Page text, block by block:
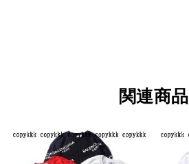
関連商品